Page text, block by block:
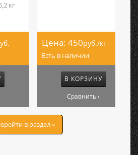
кг
Цена: 450руб./кг
Есть в наличии
В КОРЗИНУ
Сравнить ›
в раздел »